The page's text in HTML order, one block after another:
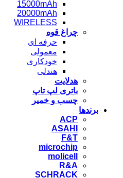
15000mAh
20000mAh
WIRELESS
چراغ قوه
حرفه ای
معمولی
خودکاری
هندلی
هدلایت
باتری لپ تاپ
چسب و خمیر
برندها
ACP
ASAHI
F&T
microchip
molicell
R&A
SCHRACK